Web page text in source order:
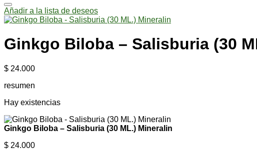
Añadir a la lista de deseos
Ginkgo Biloba – Salisburia (30
$ 24.000
resumen
Hay existencias
Ginkgo Biloba – Salisburia (30 ML.) Mineralin
$ 24.000